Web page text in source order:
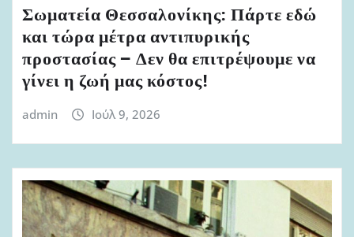
Σωματεία Θεσσαλονίκης: Πάρτε εδώ
και τώρα μέτρα αντιπυρικής
προστασίας – Δεν θα επιτρέψουμε να
γίνει η ζωή μας κόστος!
admin Ιούλ 9, 2026